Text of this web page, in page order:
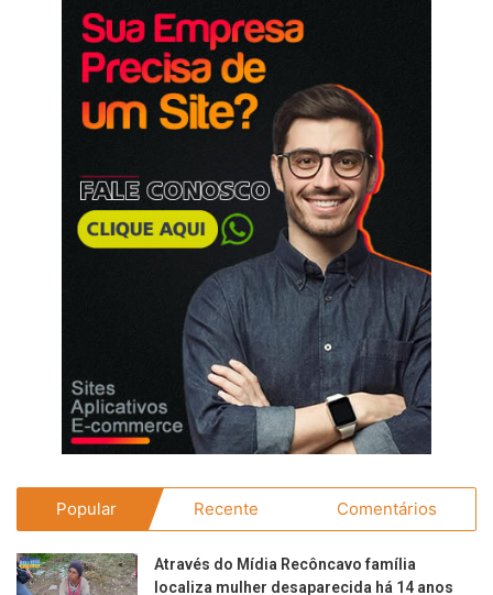
Popular Recente Comentários
Através do Mídia Recôncavo família
localiza mulher desaparecida há 14 anos